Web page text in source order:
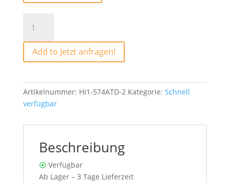
574ATD-
2
Menge
Add to Jetzt anfragen!
Artikelnummer: HI1-574ATD-2 Kategorie: Schnell
verfügbar
Beschreibung
⦿ Verfügbar
Ab Lager – 3 Tage Lieferzeit